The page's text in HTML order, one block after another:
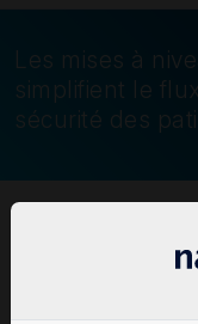
Les mises à
simplifient le
sécurité des